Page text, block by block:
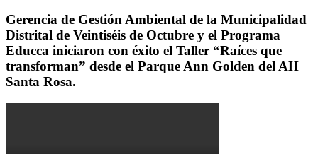
Gerencia de Gestión Ambiental de la Municipalidad
Distrital de Veintiséis de Octubre y el Programa
Educca iniciaron con éxito el Taller “Raíces que
transforman” desde el Parque Ann Golden del AH
Santa Rosa.